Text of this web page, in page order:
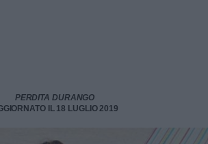
PERDITA DURANGO
IL 18 LUGLIO 2019